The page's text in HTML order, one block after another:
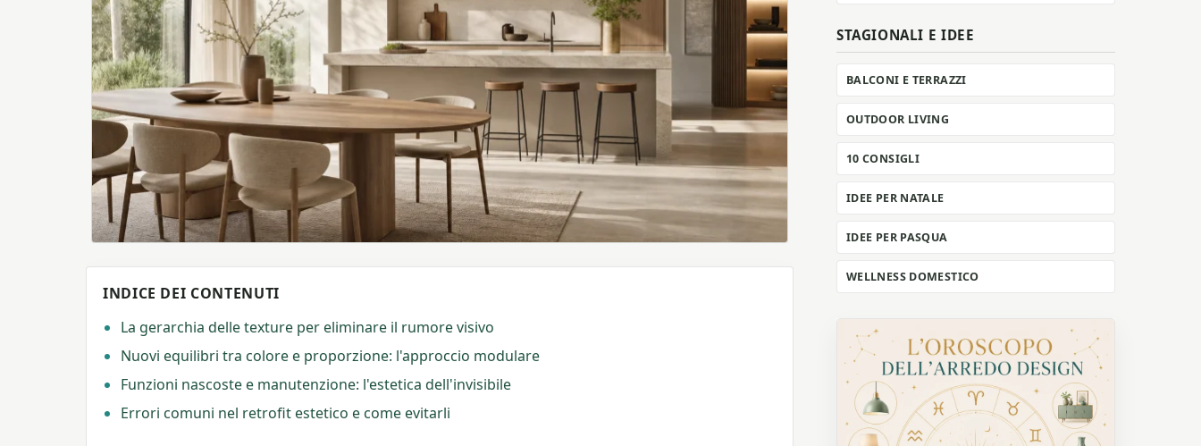
INDICE DEI CONTENUTI
La gerarchia delle texture per eliminare il rumore visivo
Nuovi equilibri tra colore e proporzione: l'approccio modulare
Funzioni nascoste e manutenzione: l'estetica dell'invisibile
Errori comuni nel retrofit estetico e come evitarli
STAGIONALI E IDEE
BALCONI E TERRAZZI
OUTDOOR LIVING
10 CONSIGLI
IDEE PER NATALE
IDEE PER PASQUA
WELLNESS DOMESTICO